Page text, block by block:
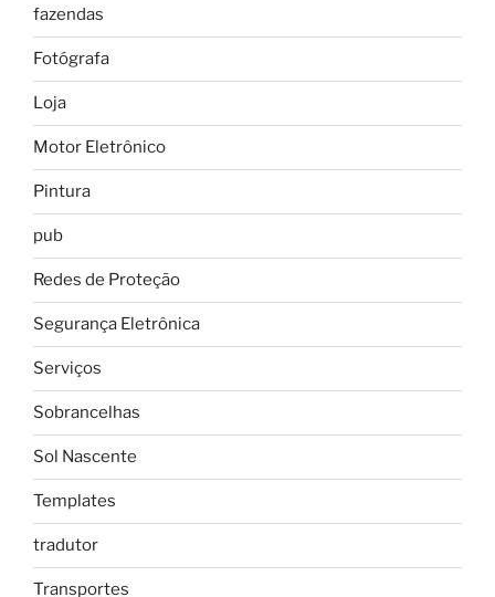
fazendas
Fotógrafa
Loja
Motor Eletrônico
Pintura
pub
Redes de Proteção
Segurança Eletrônica
Serviços
Sobrancelhas
Sol Nascente
Templates
tradutor
Transportes